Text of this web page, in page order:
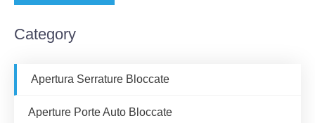
Category
Apertura Serrature Bloccate
Aperture Porte Auto Bloccate